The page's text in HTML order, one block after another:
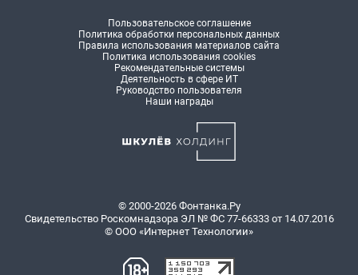
Пользовательское соглашение
Политика обработки персональных данных
Правила использования материалов сайта
Политика использования cookies
Рекомендательные системы
Деятельность в сфере ИТ
Руководство пользователя
Наши награды
© 2000-2026 Фонтанка.Ру
Свидетельство Роскомнадзора ЭЛ № ФС 77-66333 от 14.07.2016
© ООО «Интернет Технологии»